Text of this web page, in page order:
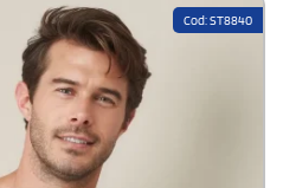
Cod: ST8840